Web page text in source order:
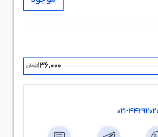
136,000تومان
44292020-